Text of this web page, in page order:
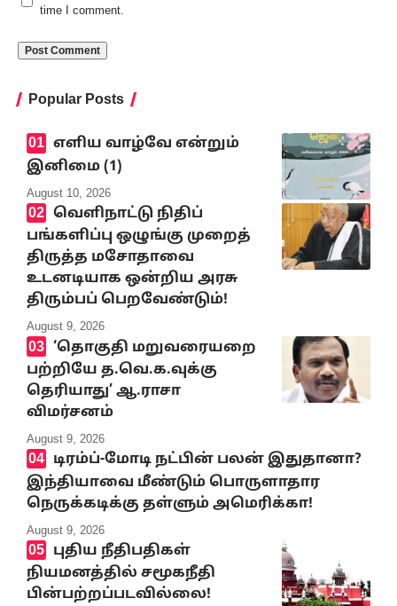
time I comment.
Popular Posts
எளிய வாழ்வே என்றும்
இனிமை (1)
August 10, 2026
வெளிநாட்டு நிதிப்
பங்களிப்பு ஒழுங்கு முறைத்
திருத்த மசோதாவை
உடனடியாக ஒன்றிய அரசு
திரும்பப் பெறவேண்டும்!
August 9, 2026
‘தொகுதி மறுவரையறை
பற்றியே த.வெ.க.வுக்கு
தெரியாது’ ஆ.ராசா
விமர்சனம்
August 9, 2026
டிரம்ப்-மோடி நட்பின் பலன் இதுதானா?
இந்தியாவை மீண்டும் பொருளாதார
நெருக்கடிக்கு தள்ளும் அமெரிக்கா!
August 9, 2026
புதிய நீதிபதிகள்
நியமனத்தில் சமூகநீதி
பின்பற்றப்படவில்லை!